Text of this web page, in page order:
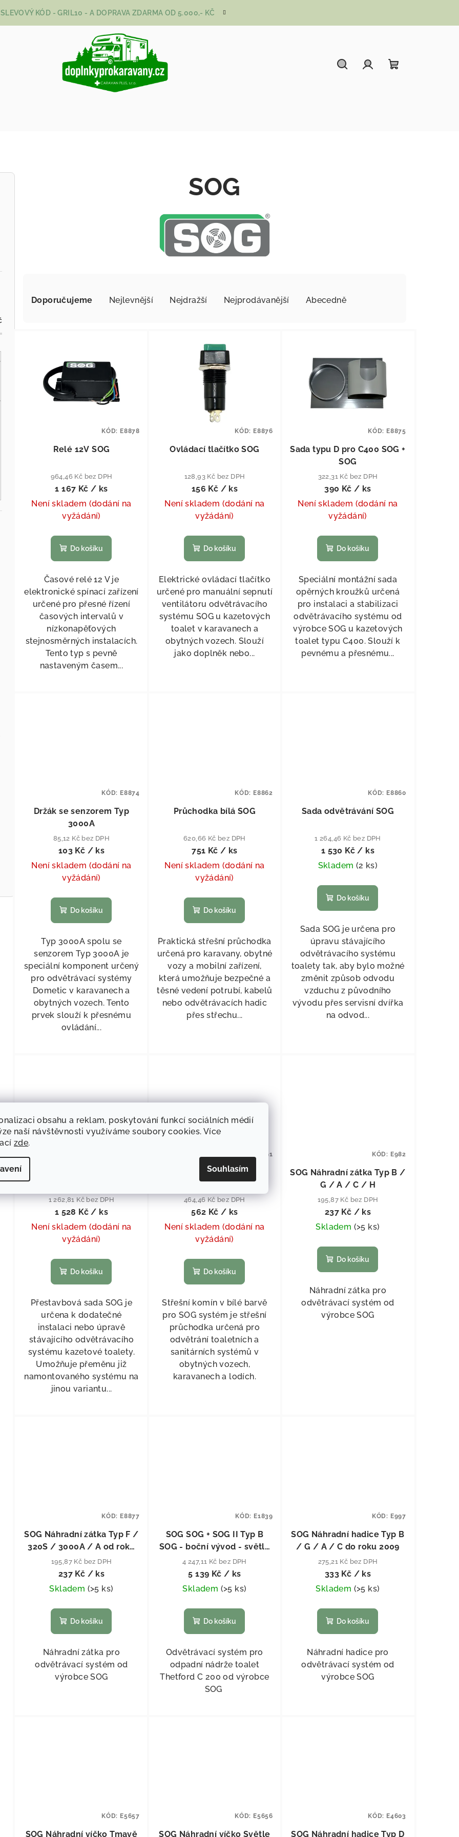
obsahu a reklam, poskytování funkcí sociálních médií
naší návštěvnosti využíváme soubory cookies. Více
zde.
Souhlasím
SLEVOVÝ KÓD - GRIL10 - A DOPRAVA ZDARMA OD 5.000,- KČ
SOG
Doporučujeme Nejlevnější Nejdražší Nejprodávanější Abecedně
Relé 12V SOG
964,46 Kč bez DPH
1 167 Kč / ks
Není skladem (dodání na
vyžádání)
Do košíku
Časové relé 12 V je
elektronické spínací zařízení
určené pro přesné řízení
časových intervalů v
nízkonapěťových
stejnosměrných instalacích.
Tento typ s pevně
nastaveným časem...
KÓD: E8878
Ovládací tlačítko SOG
128,93 Kč bez DPH
156 Kč / ks
Není skladem (dodání na
vyžádání)
Do košíku
Elektrické ovládací tlačítko
určené pro manuální sepnutí
ventilátoru odvětrávacího
systému SOG u kazetových
toalet v karavanech a
obytných vozech. Slouží
jako doplněk nebo...
KÓD: E8876
Sada typu D pro C400 SOG +
SOG
322,31 Kč bez DPH
390 Kč/ ks
Není skladem (dodání na
vyžádání)
Do košíku
Speciální montážní sada
opěrných kroužků určená
pro instalaci a stabilizaci
odvětrávacího systému od
výrobce SOG u kazetových
toalet typu C400. Slouží k
pevnému a přesnému...
KÓD: E8875
Držák se senzorem Typ
3000A
85,12 Kč bez DPH
103 Kč / ks
Není skladem (dodání na
vyžádání)
Do košíku
Typ 3000A spolu se
senzorem Typ 3000A je
speciální komponent určený
pro odvětrávací systémy
Dometic v karavanech a
obytných vozech. Tento
prvek slouží k přesnému
ovládání...
KÓD: E8874
Průchodka bílá SOG
620,66 Kč bez DPH
751 Kč/ ks
Není skladem (dodání na
vyžádání)
Do košíku
Praktická střešní průchodka
určená pro karavany, obytné
vozy a mobilní zařízení,
která umožňuje bezpečné a
těsné vedení potrubí, kabelů
nebo odvětrávacích hadic
přes střechu...
KÓD: E8862
Sada odvětrávání SOG
1 264,46 Kč bez DPH
1 530 Kč/ ks
Skladem (2 ks)
Do košíku
Sada SOG je určena pro
úpravu stávajícího
odvětrávacího systému
toalety tak, aby bylo možné
změnit způsob odvodu
vzduchu z původního
vývodu přes servisní dvířka
na odvod...
KÓD: E8860
1 262,81 Kč bez DPH
1 528 Kč/ ks
Není skladem (dodání na
vyžádání)
Do košíku
Přestavbová sada SOG je
určena k dodatečné
instalaci nebo úpravě
stávajícího odvětrávacího
systému kazetové toalety.
Umožňuje přeměnu již
namontovaného systému na
jinou variantu...
Komín SOG
464,46 Kč bez DPH
562 Kč/ ks
Není skladem (dodání na
vyžádání)
Do košíku
Střešní komín v bílé barvě
pro SOG systém je střešní
průchodka určená pro
odvětrání toaletních a
sanitárních systémů v
obytných vozech,
karavanech a lodích.
E10791
SOG Náhradní zátka Typ B /
G / A / C / H
195,87 Kč bez DPH
237 Kč / ks
Skladem (>5 ks)
Do košíku
Náhradní zátka pro
odvětrávací systém od
výrobce SOG
KÓD: E982
SOG Náhradní zátka Typ F /
320S / 3000A / A od roku
2009
195,87 Kč bez DPH
237 Kč / ks
Skladem (>5 ks)
Do košíku
Náhradní zátka pro
odvětrávací systém od
výrobce SOG
KÓD: E8877
SOG SOG + SOG II Typ B
SOG - boční vývod - světle
šedý
4 247,11 Kč bez DPH
5 139 Kč / ks
Skladem (>5 ks)
Do košíku
Odvětrávací systém pro
odpadní nádrže toalet
Thetford C 200 od výrobce
SOG
KÓD: E1839
SOG Náhradní hadice Typ B
/ G / A / C do roku 2009
275,21 Kč bez DPH
333 Kč / ks
Skladem (>5 ks)
Do košíku
Náhradní hadice pro
odvětrávací systém od
výrobce SOG
KÓD: E997
SOG Náhradní víčko Tmavě
KÓD: E5657
SOG Náhradní víčko Světle
KÓD: E5656
SOG Náhradní hadice Typ D
KÓD: E4603